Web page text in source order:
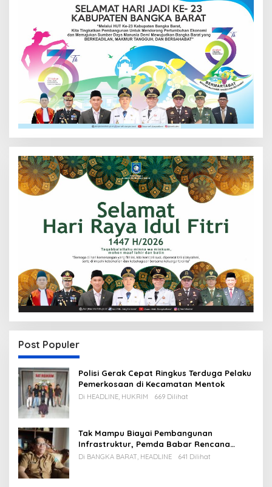
Post Populer
Polisi Gerak Cepat Ringkus Terduga Pelaku
Pemerkosaan di Kecamatan Mentok
Di HEADLINE, HUKRIM 669 Dilihat
Tak Mampu Biayai Pembangunan
Infrastruktur, Pemda Babar Rencana
Utang Rp65 M
Di BANGKA BARAT, HEADLINE 641 Dilihat